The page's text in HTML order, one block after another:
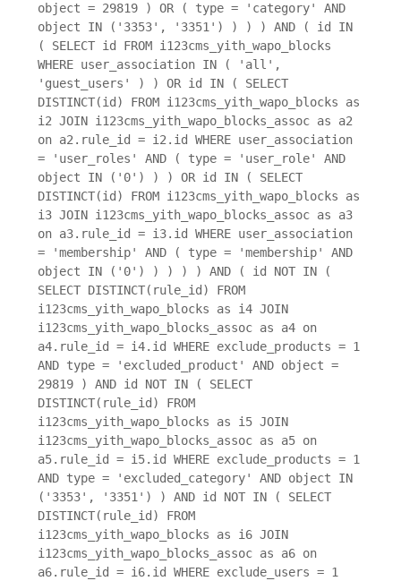
object = 29819 ) OR ( type = 'category' AND
object IN ('3353', '3351') ) ) ) AND ( id IN
( SELECT id FROM i123cms_yith_wapo_blocks
WHERE user_association IN ( 'all',
'guest_users' ) ) OR id IN ( SELECT
DISTINCT(id) FROM i123cms_yith_wapo_blocks as
i2 JOIN i123cms_yith_wapo_blocks_assoc as a2
on a2.rule_id = i2.id WHERE user_association
= 'user_roles' AND ( type = 'user_role' AND
object IN ('0') ) ) OR id IN ( SELECT
DISTINCT(id) FROM i123cms_yith_wapo_blocks as
i3 JOIN i123cms_yith_wapo_blocks_assoc as a3
on a3.rule_id = i3.id WHERE user_association
= 'membership' AND ( type = 'membership' AND
object IN ('0') ) ) ) ) AND ( id NOT IN (
SELECT DISTINCT(rule_id) FROM
i123cms_yith_wapo_blocks as i4 JOIN
i123cms_yith_wapo_blocks_assoc as a4 on
a4.rule_id = i4.id WHERE exclude_products = 1
AND type = 'excluded_product' AND object =
29819 ) AND id NOT IN ( SELECT
DISTINCT(rule_id) FROM
i123cms_yith_wapo_blocks as i5 JOIN
i123cms_yith_wapo_blocks_assoc as a5 on
a5.rule_id = i5.id WHERE exclude_products = 1
AND type = 'excluded_category' AND object IN
('3353', '3351') ) AND id NOT IN ( SELECT
DISTINCT(rule_id) FROM
i123cms_yith_wapo_blocks as i6 JOIN
i123cms_yith_wapo_blocks_assoc as a6 on
a6.rule_id = i6.id WHERE exclude_users = 1